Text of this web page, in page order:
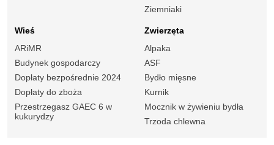
Ziemniaki
Wieś
ARiMR
Budynek gospodarczy
Dopłaty bezpośrednie 2024
Dopłaty do zboża
Przestrzegasz GAEC 6 w
kukurydzy
Zwierzęta
Alpaka
ASF
Bydło mięsne
Kurnik
Mocznik w żywieniu bydła
Trzoda chlewna